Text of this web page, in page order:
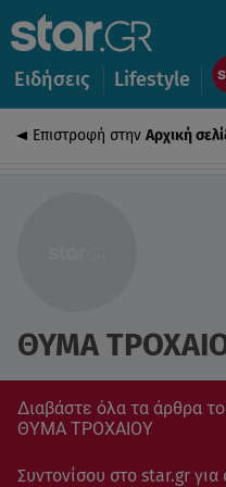
Ειδήσεις Lifestyle
Επιστροφή στην Αρχική
ΘΥΜΑ
Διαβάστε όλα τα άρθρα
ΘΥΜΑ ΤΡΟΧΑΙΟΥ
Συντονίσου στο star.gr για